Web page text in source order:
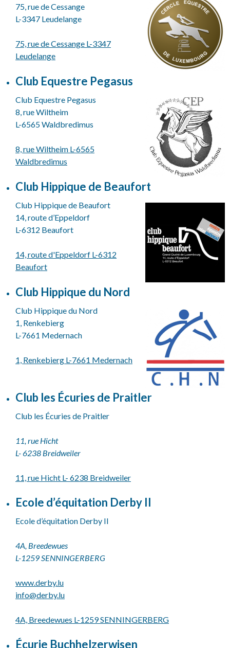
75, rue de Cessange
L-3347 Leudelange
75, rue de Cessange L-3347
Leudelange
Club Equestre Pegasus
Club Equestre Pegasus
8, rue Wiltheim
L-6565 Waldbredimus
8, rue Wiltheim L-6565
Waldbredimus
Club Hippique de Beaufort
Club Hippique de Beaufort
14, route d’Eppeldorf
L-6312 Beaufort
14, route d'Eppeldorf L-6312
Beaufort
Club Hippique du Nord
Club Hippique du Nord
1, Renkebierg
L-7661 Medernach
1, Renkebierg L-7661 Medernach
Club les Écuries de Praitler
Club les Écuries de Praitler
11, rue Hicht
L- 6238 Breidweiler
11, rue Hicht L- 6238 Breidweiler
Ecole d’équitation Derby II
Ecole d’équitation Derby II
4A, Breedewues
L-1259 SENNINGERBERG
www.derby.lu
info@derby.lu
4A, Breedewues L-1259 SENNINGERBERG
Écurie Buchhelzerwisen